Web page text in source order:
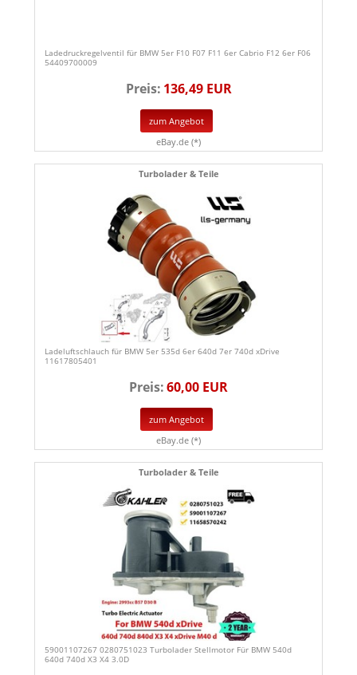
Ladedruckregelventil für BMW 5er F10 F07 F11 6er Cabrio F12 6er F06
54409700009
Preis: 136,49 EUR
zum Angebot
eBay.de (*)
Turbolader & Teile
Ladeluftschlauch für BMW 5er 535d 6er 640d 7er 740d xDrive
11617805401
Preis:60,00 EUR
zum Angebot
eBay.de (*)
Turbolader & Teile
59001107267 0280751023 Turbolader Stellmotor Für BMW 540d
640d 740d X3 X4 3.0D